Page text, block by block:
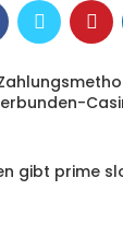
gibt prime